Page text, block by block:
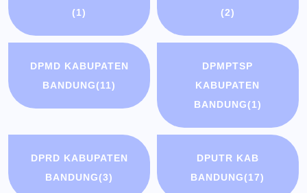
(1)
(2)
DPMD KABUPATEN
BANDUNG(11)
DPMPTSP
KABUPATEN
BANDUNG(1)
DPRD KABUPATEN
BANDUNG(3)
DPUTR KAB
BANDUNG(17)